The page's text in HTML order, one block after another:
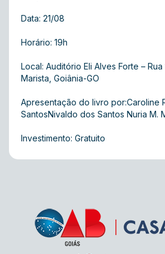
Data: 21/08
Horário: 19h
Local: Auditório Eli Alves Forte – Rua
Marista, Goiânia-GO
Apresentação do livro por:Caroline
SantosNivaldo dos Santos Nuria M.
Investimento: Gratuito